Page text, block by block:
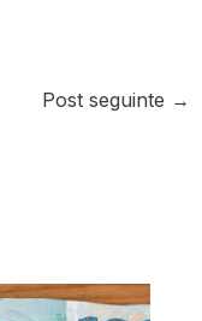
Post seguinte →